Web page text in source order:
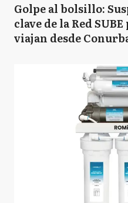
Golpe al bolsillo:
clave de la Red
viajan desde